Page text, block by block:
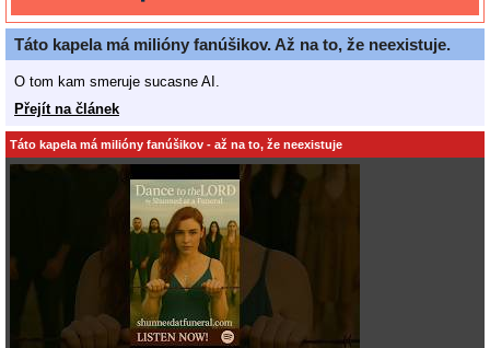
Táto kapela má milióny fanúšikov. Až na to, že neexistuje.
O tom kam smeruje sucasne AI.
Přejít na článek
Táto kapela má milióny fanúšikov - až na to, že neexistuje